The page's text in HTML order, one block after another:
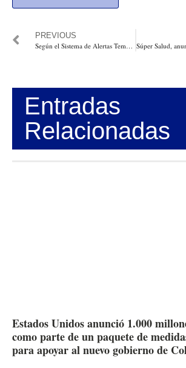
PREVIOUS
Según el Sistema de Alertas Tempranas del Observatorio de Drogas de Colombia hay tres nuevas sustancias psicoactivas
Entradas
Relacionadas
Estados Unidos anunció 1.000
como parte de un paquete de
para apoyar al nuevo gobierno de